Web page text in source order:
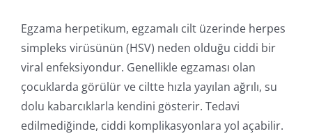
Egzama herpetikum, egzamalı cilt üzerinde herpes
simpleks virüsünün (HSV) neden olduğu ciddi bir
viral enfeksiyondur. Genellikle egzaması olan
çocuklarda görülür ve ciltte hızla yayılan ağrılı, su
dolu kabarcıklarla kendini gösterir. Tedavi
edilmediğinde, ciddi komplikasyonlara yol açabilir.